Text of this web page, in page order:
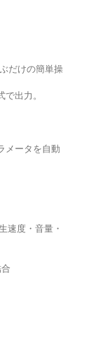
だけの簡単操
出力。
メータを自動
速度・音量・